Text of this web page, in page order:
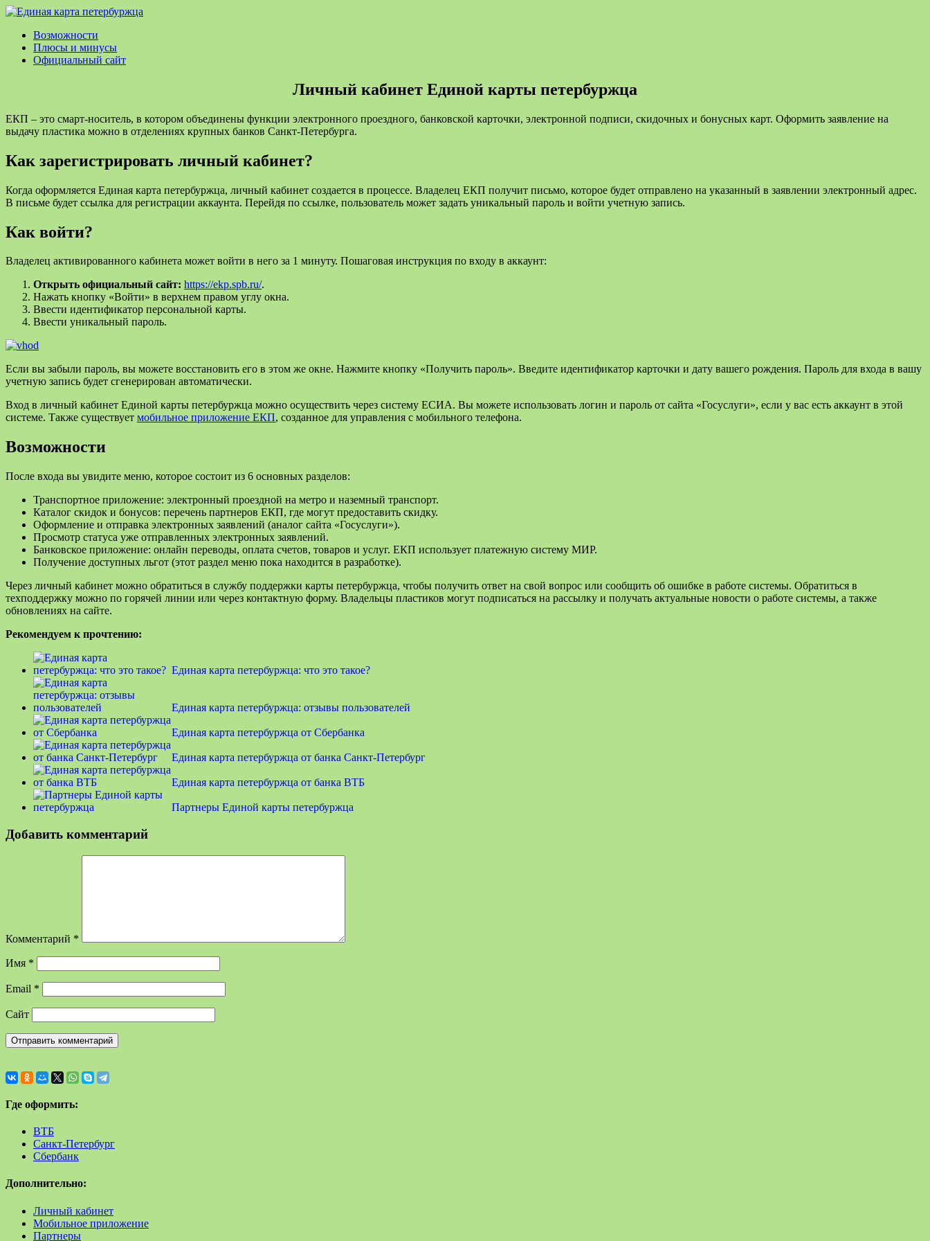
Возможности
Плюсы и минусы
Официальный сайт
Личный кабинет Единой карты петербуржца
ЕКП – это смарт-носитель, в котором объединены функции электронного проездного, банковской карточки, электронной подписи, скидочных и бонусных карт. Оформить заявление на
выдачу пластика можно в отделениях крупных банков Санкт-Петербурга.
Как зарегистрировать личный кабинет?
Когда оформляется Единая карта петербуржца, личный кабинет создается в процессе. Владелец ЕКП получит письмо, которое будет отправлено на указанный в заявлении электронный адрес.
В письме будет ссылка для регистрации аккаунта. Перейдя по ссылке, пользователь может задать уникальный пароль и войти учетную запись.
Как войти?
Владелец активированного кабинета может войти в него за 1 минуту. Пошаговая инструкция по входу в аккаунт:
Открыть официальный сайт: https://ekp.spb.ru/.
Нажать кнопку «Войти» в верхнем правом углу окна.
Ввести идентификатор персональной карты.
Ввести уникальный пароль.
Если вы забыли пароль, вы можете восстановить его в этом же окне. Нажмите кнопку «Получить пароль». Введите идентификатор карточки и дату вашего рождения. Пароль для входа в вашу
учетную запись будет сгенерирован автоматически.
Вход в личный кабинет Единой карты петербуржца можно осуществить через систему ЕСИА. Вы можете использовать логин и пароль от сайта «Госуслуги», если у вас есть аккаунт в этой
системе. Также существует мобильное приложение ЕКП, созданное для управления с мобильного телефона.
Возможности
После входа вы увидите меню, которое состоит из 6 основных разделов:
Транспортное приложение: электронный проездной на метро и наземный транспорт.
Каталог скидок и бонусов: перечень партнеров ЕКП, где могут предоставить скидку.
Оформление и отправка электронных заявлений (аналог сайта «Госуслуги»).
Просмотр статуса уже отправленных электронных заявлений.
Банковское приложение: онлайн переводы, оплата счетов, товаров и услуг. ЕКП использует платежную систему МИР.
Получение доступных льгот (этот раздел меню пока находится в разработке).
Через личный кабинет можно обратиться в службу поддержки карты петербуржца, чтобы получить ответ на свой вопрос или сообщить об ошибке в работе системы. Обратиться в
техподдержку можно по горячей линии или через контактную форму. Владельцы пластиков могут подписаться на рассылку и получать актуальные новости о работе системы, а также
обновлениях на сайте.
Рекомендуем к прочтению:
Единая карта петербуржца: что это такое?
Единая карта петербуржца: отзывы пользователей
Единая карта петербуржца от Сбербанка
Единая карта петербуржца от банка Санкт-Петербург
Единая карта петербуржца от банка ВТБ
Партнеры Единой карты петербуржца
Добавить комментарий
Комментарий *
Имя *
Email *
Сайт
Где оформить:
ВТБ
Санкт-Петербург
Сбербанк
Дополнительно:
Личный кабинет
Мобильное приложение
Партнеры